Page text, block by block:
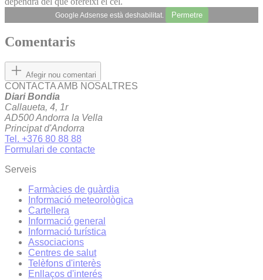
Google Adsense està deshabilitat. Permetre
Comentaris
Afegir nou comentari
CONTACTA AMB NOSALTRES
Diari Bondia
Callaueta, 4, 1r
AD500 Andorra la Vella
Principat d'Andorra
Tel. +376 80 88 88
Formulari de contacte
Serveis
Farmàcies de guàrdia
Informació meteorològica
Cartellera
Informació general
Informació turística
Associacions
Centres de salut
Telèfons d'interès
Enllaços d'interés